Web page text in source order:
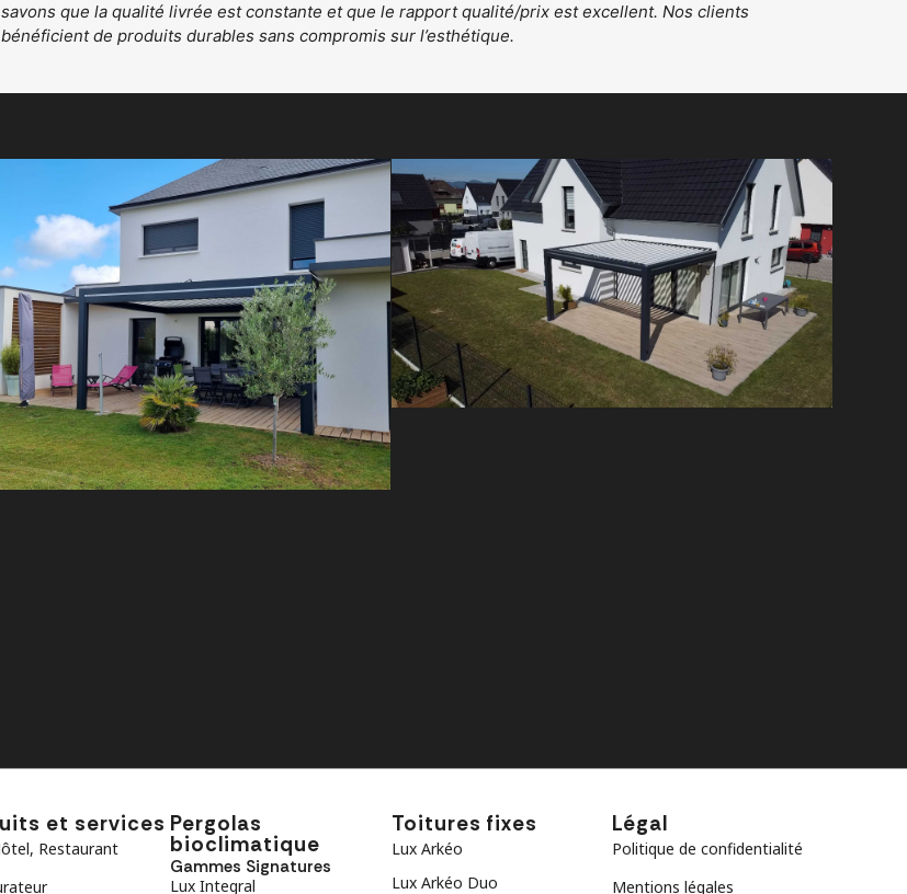
savons que la qualité livrée est constante et que le rapport qualité/prix est excellent. Nos clients
bénéficient de produits durables sans compromis sur l’esthétique.
et services
Restaurant
Pergolas
bioclimatique
Gammes Signatures
Lux Integral
Toitures fixes
Lux Arkéo
Lux Arkéo Duo
Légal
Politique de confidentialité
Mentions légales